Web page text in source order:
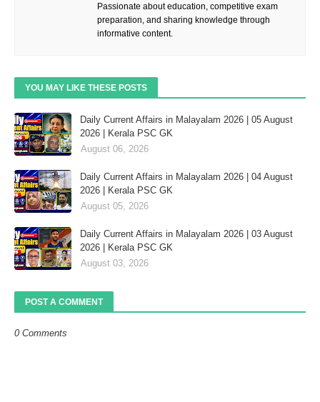
Passionate about education, competitive exam
preparation, and sharing knowledge through
informative content.
YOU MAY LIKE THESE POSTS
Daily Current Affairs in Malayalam 2026 | 05 August
2026 | Kerala PSC GK
August 06, 2026
Daily Current Affairs in Malayalam 2026 | 04 August
2026 | Kerala PSC GK
August 05, 2026
Daily Current Affairs in Malayalam 2026 | 03 August
2026 | Kerala PSC GK
August 03, 2026
POST A COMMENT
0 Comments